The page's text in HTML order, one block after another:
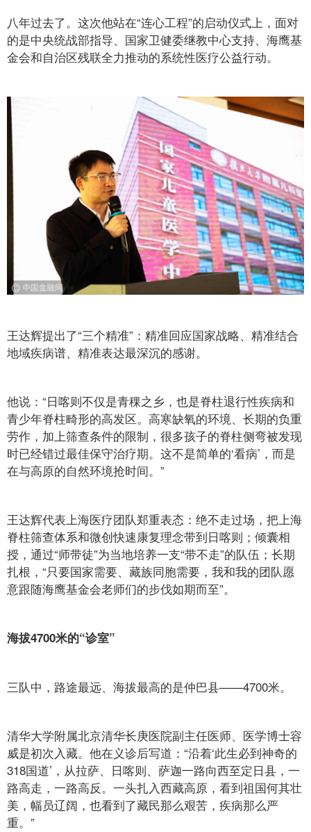
八年过去了。这次他站在“连心工程”的启动仪式上，面对
的是中央统战部指导、国家卫健委继教中心支持、海鹰基
金会和自治区残联全力推动的系统性医疗公益行动。
王达辉提出了“三个精准”：精准回应国家战略、精准结合
地域疾病谱、精准表达最深沉的感谢。
他说：“日喀则不仅是青稞之乡，也是脊柱退行性疾病和
青少年脊柱畸形的高发区。高寒缺氧的环境、长期的负重
劳作，加上筛查条件的限制，很多孩子的脊柱侧弯被发现
时已经错过最佳保守治疗期。这不是简单的‘看病’，而是
在与高原的自然环境抢时间。”
王达辉代表上海医疗团队郑重表态：绝不走过场，把上海
脊柱筛查体系和微创快速康复理念带到日喀则；倾囊相
授，通过“师带徒”为当地培养一支“带不走”的队伍；长期
扎根，“只要国家需要、藏族同胞需要，我和我的团队愿
意跟随海鹰基金会老师们的步伐如期而至”。
海拔4700米的“诊室”
三队中，路途最远、海拔最高的是仲巴县——4700米。
清华大学附属北京清华长庚医院副主任医师、医学博士容
威是初次入藏。他在义诊后写道：“沿着‘此生必到神奇的
318国道’，从拉萨、日喀则、萨迦一路向西至定日县，一
路高走，一路高反。一头扎入西藏高原，看到祖国何其壮
美，幅员辽阔，也看到了藏民那么艰苦，疾病那么严
重。”